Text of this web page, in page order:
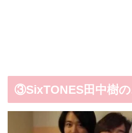
③SixTONES田中樹